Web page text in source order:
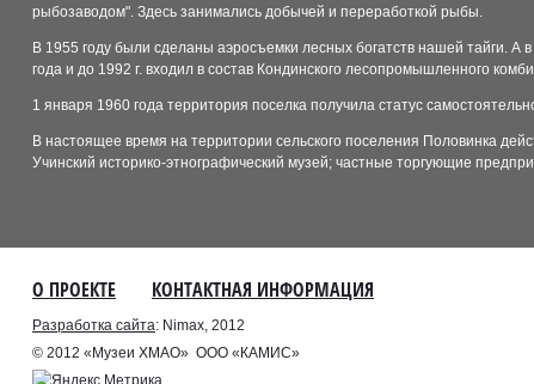
рыбозаводом". Здесь занимались добычей и переработкой рыбы.
В 1955 году были сделаны аэросъемки лесных богатств нашей тайги. А
года и до 1992 г. входил в состав Кондинского лесопромышленного
1 января 1960 года территория поселка получила статус
В настоящее время на территории сельского поселения Половинка
Учинский историко-этнографический музей; частные торгующие
О ПРОЕКТЕ КОНТАКТНАЯ ИНФОРМАЦИЯ
Разработка сайта: Nimax, 2012
© 2012 «Музеи ХМАО» ООО «КАМИС»